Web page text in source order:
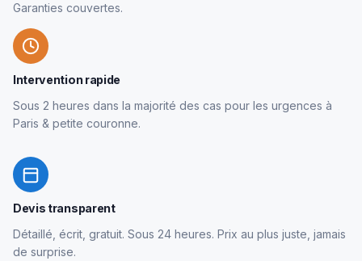
Garanties couvertes.
Intervention rapide
Sous 2 heures dans la majorité des cas pour les urgences à
Paris & petite couronne.
Devis transparent
Détaillé, écrit, gratuit. Sous 24 heures. Prix au plus juste, jamais
de surprise.